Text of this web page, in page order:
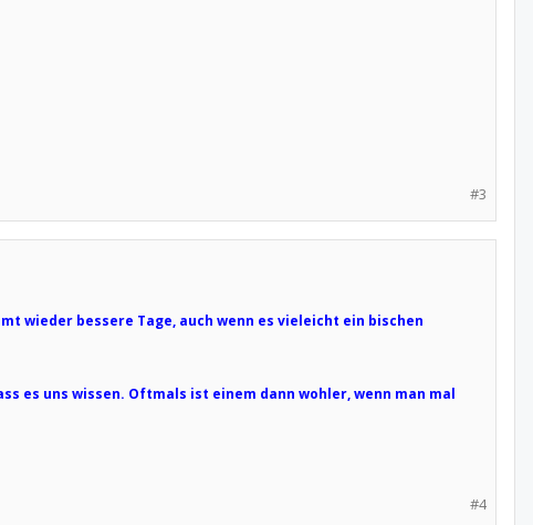
#3
wieder bessere Tage, auch wenn es vieleicht ein bischen
es uns wissen. Oftmals ist einem dann wohler, wenn man mal
#4